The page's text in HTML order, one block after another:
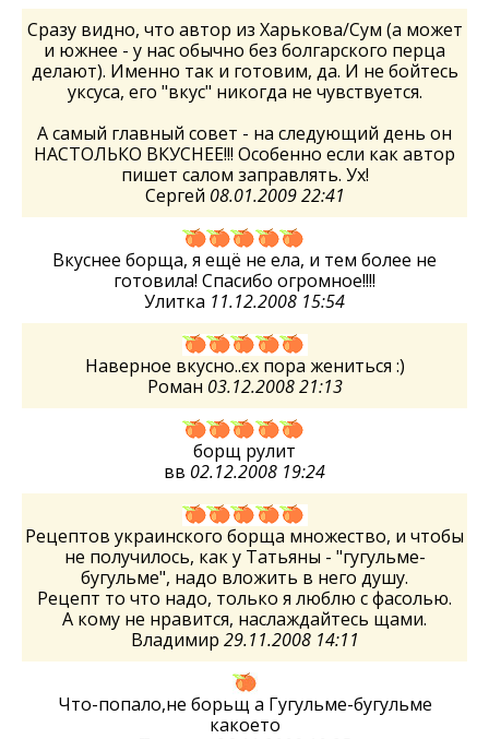
Сразу видно, что автор из Харькова/Сум (а может
и южнее - у нас обычно без болгарского перца
делают). Именно так и готовим, да. И не бойтесь
уксуса, его "вкус" никогда не чувствуется.
А самый главный совет - на следующий день он
НАСТОЛЬКО ВКУСНЕЕ!!! Особенно если как автор
пишет салом заправлять. Ух!
Сергей 08.01.2009 22:41
Вкуснее борща, я ещё не ела, и тем более не
готовила! Спасибо огромное!!!!
Улитка 11.12.2008 15:54
Наверное вкусно..єх пора жениться :)
Роман 03.12.2008 21:13
борщ рулит
вв 02.12.2008 19:24
Рецептов украинского борща множество, и чтобы
не получилось, как у Татьяны - "гугульме-
бугульме", надо вложить в него душу.
Рецепт то что надо, только я люблю с фасолью.
А кому не нравится, наслаждайтесь щами.
Владимир 29.11.2008 14:11
Что-попало,не борьщ а Гугульме-бугульме
какоето